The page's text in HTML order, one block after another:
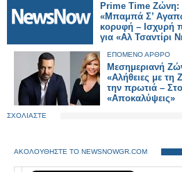
Prime Time Ζώνη:
«Μπαμπά Σ’
κορυφή – Ισχυρή
για «Αλ Τσαντίρι
ΕΠΟΜΕΝΟ ΑΡΘΡΟ
Μεσημεριανή
«Αλήθειες με τη
την πρωτιά – Στο
«Αποκαλύψεις»
ΣΧΟΛΙΑΣΤΕ
ΑΚΟΛΟΥΘΗΣΤΕ ΤΟ NEWSNOWGR.COM